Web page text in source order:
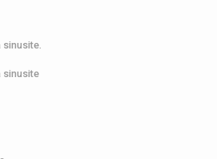
sinusite.
sinusite